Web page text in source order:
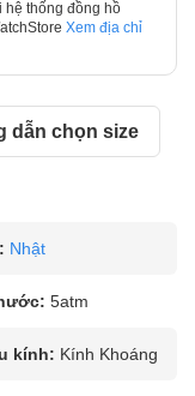
hệ thống đồng hồ
Xem địa chỉ
dẫn chọn size
Nhật
5atm
kính: Kính Khoáng